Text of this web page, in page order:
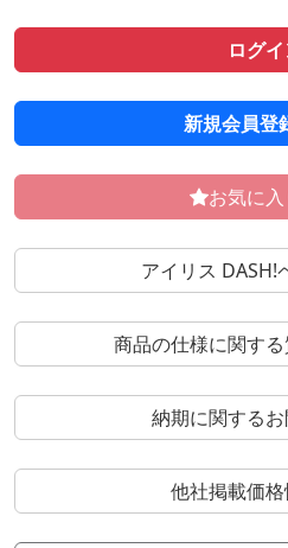
ログ
新規会員登
お気に
アイリス DASH!
商品の仕様に関す
納期に関する
他社掲載価